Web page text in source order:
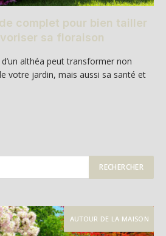
complet pour bien tailler
sa floraison
althéa peut transformer non
votre jardin, mais aussi sa santé et
AUTOUR DE LA MAISON